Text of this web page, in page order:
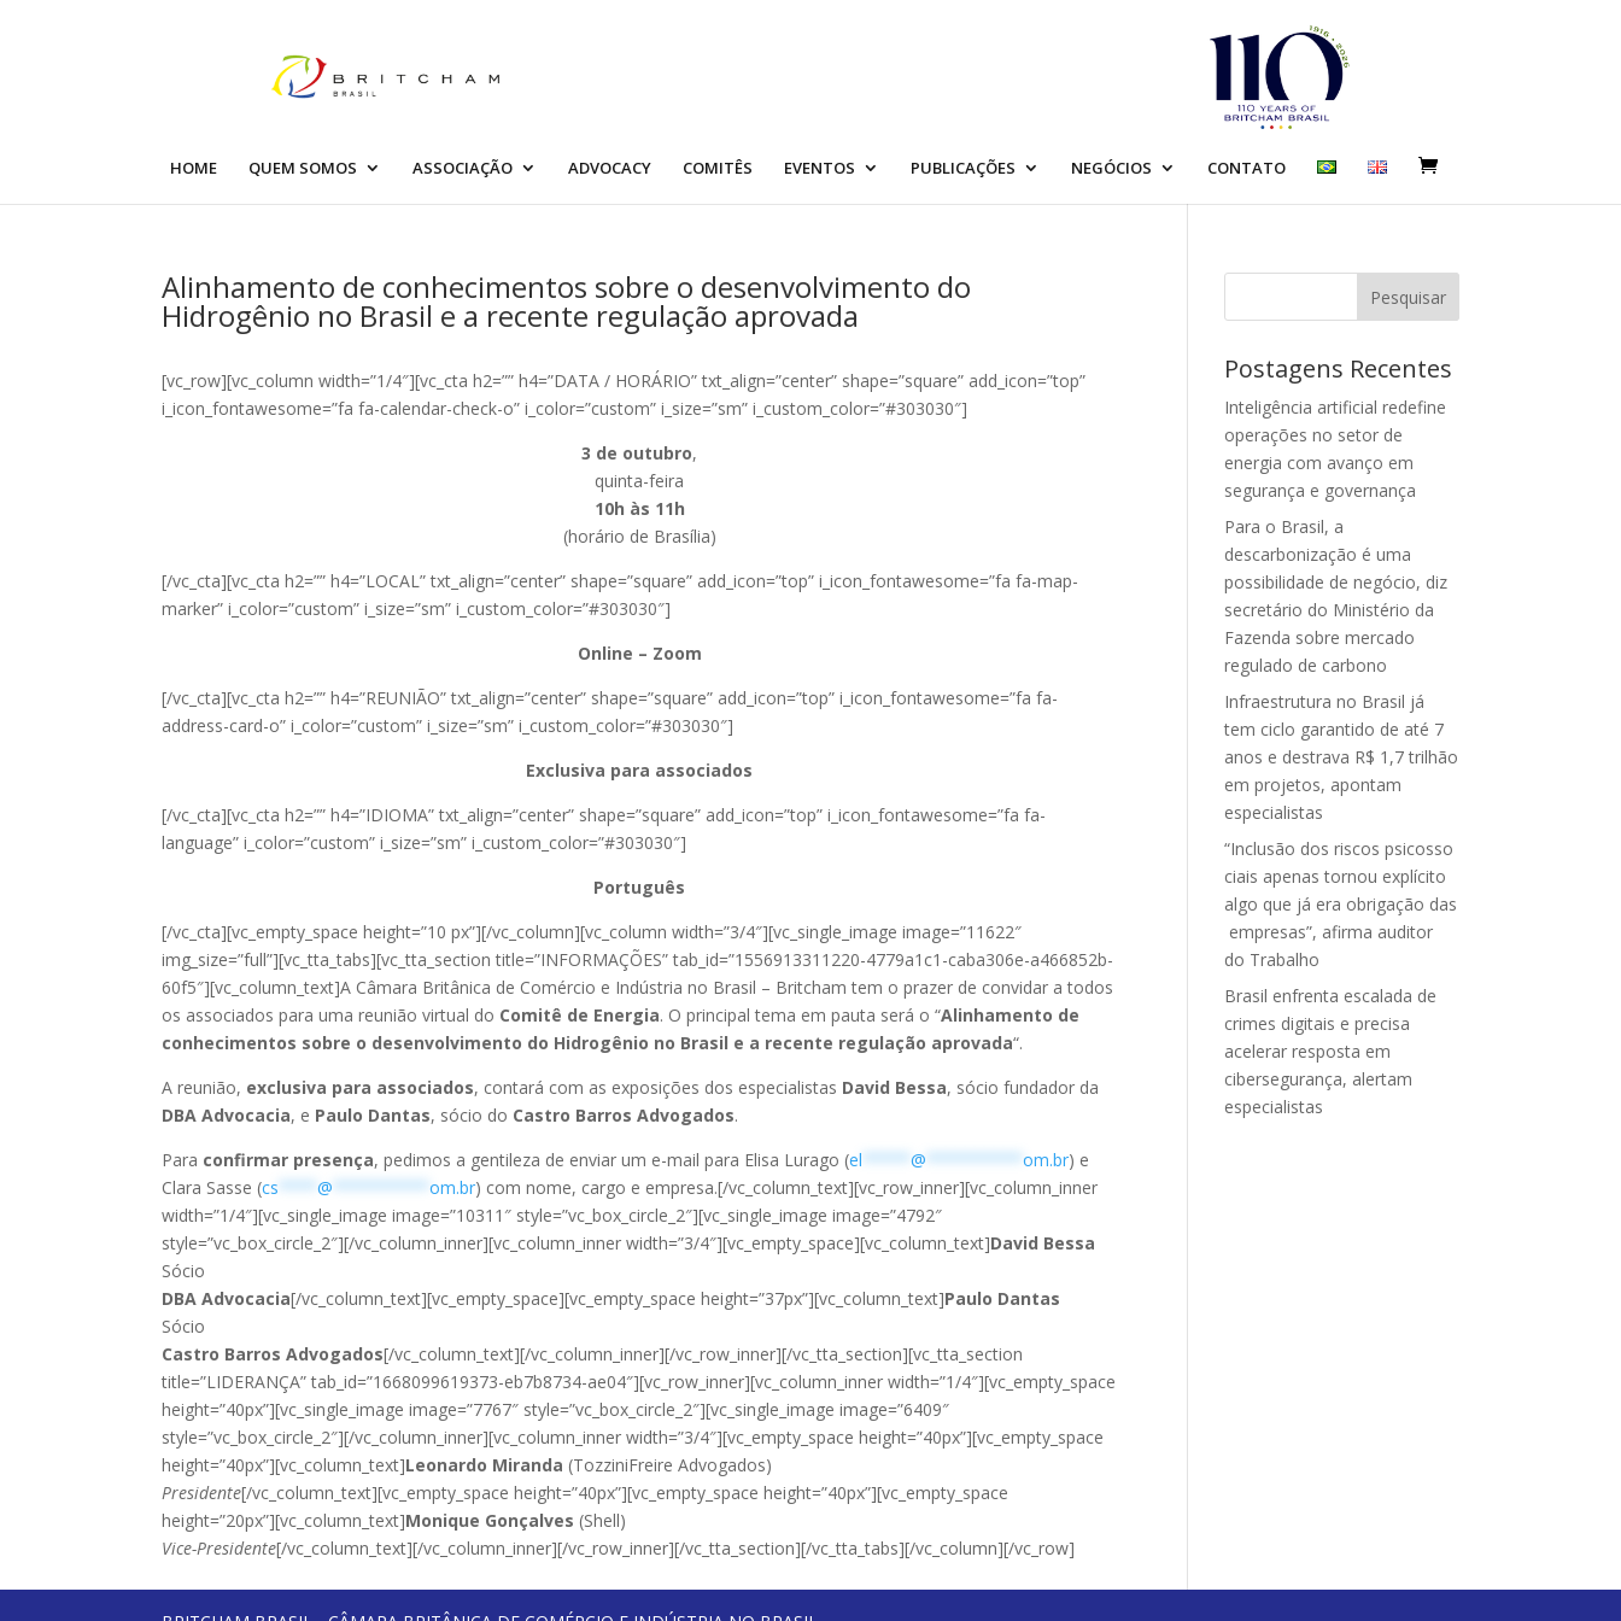
HOME QUEM SOMOS ASSOCIAÇÃO ADVOCACY COMITÊS EVENTOS PUBLICAÇÕES NEGÓCIOS CONTATO
Alinhamento de conhecimentos sobre o desenvolvimento do
Hidrogênio no Brasil e a recente regulação aprovada
[vc_row][vc_column width=”1/4″][vc_cta h2=”” h4=”DATA / HORÁRIO” txt_align=”center” shape=”square” add_icon=”top”
i_icon_fontawesome=”fa fa-calendar-check-o” i_color=”custom” i_size=”sm” i_custom_color=”#303030″]
3 de outubro,
quinta-feira
10h às 11h
(horário de Brasília)
[/vc_cta][vc_cta h2=”” h4=”LOCAL” txt_align=”center” shape=”square” add_icon=”top” i_icon_fontawesome=”fa fa-map-
marker” i_color=”custom” i_size=”sm” i_custom_color=”#303030″]
Online – Zoom
[/vc_cta][vc_cta h2=”” h4=”REUNIÃO” txt_align=”center” shape=”square” add_icon=”top” i_icon_fontawesome=”fa fa-
address-card-o” i_color=”custom” i_size=”sm” i_custom_color=”#303030″]
Exclusiva para associados
[/vc_cta][vc_cta h2=”” h4=”IDIOMA” txt_align=”center” shape=”square” add_icon=”top” i_icon_fontawesome=”fa fa-
language” i_color=”custom” i_size=”sm” i_custom_color=”#303030″]
Português
[/vc_cta][vc_empty_space height=”10 px”][/vc_column][vc_column width=”3/4″][vc_single_image image=”11622″
img_size=”full”][vc_tta_tabs][vc_tta_section title=”INFORMAÇÕES” tab_id=”1556913311220-4779a1c1-caba306e-a466852b-
60f5″][vc_column_text]A Câmara Britânica de Comércio e Indústria no Brasil – Britcham​ tem o prazer de convidar a todos
os associados para uma reunião virtual do Comitê de Energia. O principal tema em pauta será o “Alinhamento de
conhecimentos sobre o desenvolvimento do Hidrogênio no Brasil e a recente regulação aprovada“.
A reunião, exclusiva para associados, contará com as exposições dos especialistas David Bessa, sócio fundador da
DBA Advocacia, e Paulo Dantas, sócio do Castro Barros Advogados.
Para confirmar presença, pedimos a gentileza de enviar um e-mail para Elisa Lurago (el *****@ **********om.br) e
Clara Sasse (cs ****@ **********om.br) com nome, cargo e empresa.[/vc_column_text][vc_row_inner][vc_column_inner
width=”1/4″][vc_single_image image=”10311″ style=”vc_box_circle_2″][vc_single_image image=”4792″
style=”vc_box_circle_2″][/vc_column_inner][vc_column_inner width=”3/4″][vc_empty_space][vc_column_text]David Bessa
Sócio
DBA Advocacia[/vc_column_text][vc_empty_space][vc_empty_space height=”37px”][vc_column_text]Paulo Dantas
Sócio
Castro Barros Advogados[/vc_column_text][/vc_column_inner][/vc_row_inner][/vc_tta_section][vc_tta_section
title=”LIDERANÇA” tab_id=”1668099619373-eb7b8734-ae04″][vc_row_inner][vc_column_inner width=”1/4″][vc_empty_space
height=”40px”][vc_single_image image=”7767″ style=”vc_box_circle_2″][vc_single_image image=”6409″
style=”vc_box_circle_2″][/vc_column_inner][vc_column_inner width=”3/4″][vc_empty_space height=”40px”][vc_empty_space
height=”40px”][vc_column_text]Leonardo Miranda (TozziniFreire Advogados)
Presidente[/vc_column_text][vc_empty_space height=”40px”][vc_empty_space height=”40px”][vc_empty_space
height=”20px”][vc_column_text]Monique Gonçalves (Shell)
Vice-Presidente[/vc_column_text][/vc_column_inner][/vc_row_inner][/vc_tta_section][/vc_tta_tabs][/vc_column][/vc_row]
Pesquisar
Postagens Recentes
Inteligência artificial redefine
operações no setor de
energia com avanço em
segurança e governança
Para o Brasil, a
descarbonização é uma
possibilidade de negócio, diz
secretário do Ministério da
Fazenda sobre mercado
regulado de carbono
Infraestrutura no Brasil já
tem ciclo garantido de até 7
anos e destrava R$ 1,7 trilhão
em projetos, apontam
especialistas
“Inclusão dos riscos psicosso
ciais apenas tornou explícito
algo que já era obrigação das
empresas”, afirma auditor
do Trabalho
Brasil enfrenta escalada de
crimes digitais e precisa
acelerar resposta em
cibersegurança, alertam
especialistas